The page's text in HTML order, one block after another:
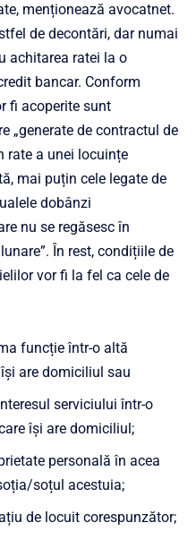
menționează avocatnet.
de decontări, dar numai
achitarea ratei la o
bancar. Conform
fi acoperite sunt
„generate de contractul de
rate a unei locuințe
mai puțin cele legate de
dobânzi
nu se regăsesc în
În rest, condițiile de
vor fi la fel ca cele de
funcție într-o altă
are domiciliul sau
serviciului într-o
își are domiciliul;
personală în acea
soțul acestuia;
de locuit corespunzător;